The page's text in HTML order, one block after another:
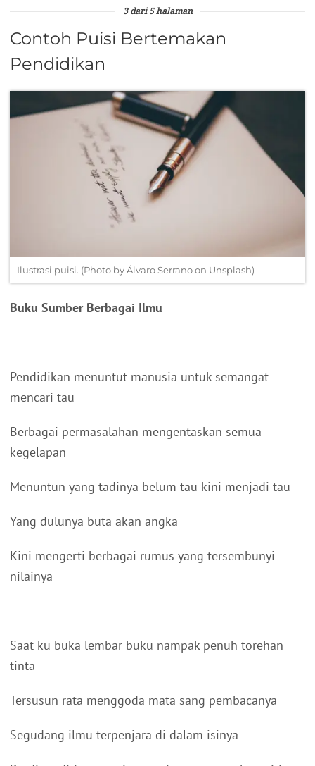
3 dari 5 halaman
Contoh Puisi Bertemakan
Pendidikan
Ilustrasi puisi. (Photo by Álvaro Serrano on Unsplash)
Buku Sumber Berbagai Ilmu
Pendidikan menuntut manusia untuk semangat
mencari tau
Berbagai permasalahan mengentaskan semua
kegelapan
Menuntun yang tadinya belum tau kini menjadi tau
Yang dulunya buta akan angka
Kini mengerti berbagai rumus yang tersembunyi
nilainya
Saat ku buka lembar buku nampak penuh torehan
tinta
Tersusun rata menggoda mata sang pembacanya
Segudang ilmu terpenjara di dalam isinya